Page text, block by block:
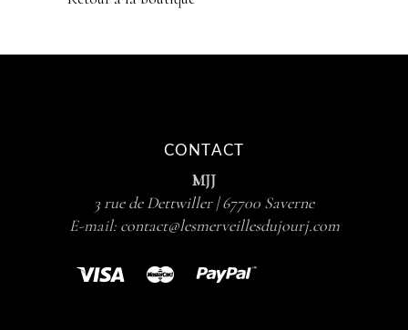
CONTACT
MJJ
3 rue de Dettwiller | 67700 Saverne
E-mail: contact@lesmerveillesdujourj.com